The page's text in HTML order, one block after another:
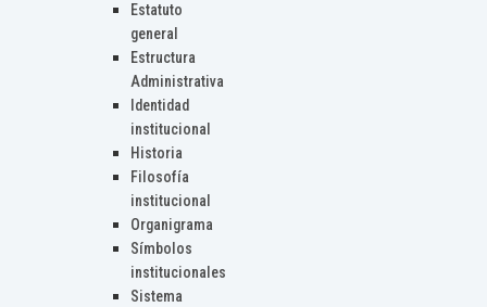
Estatuto
general
Estructura
Administrativa
Identidad
institucional
Historia
Filosofía
institucional
Organigrama
Símbolos
institucionales
Sistema